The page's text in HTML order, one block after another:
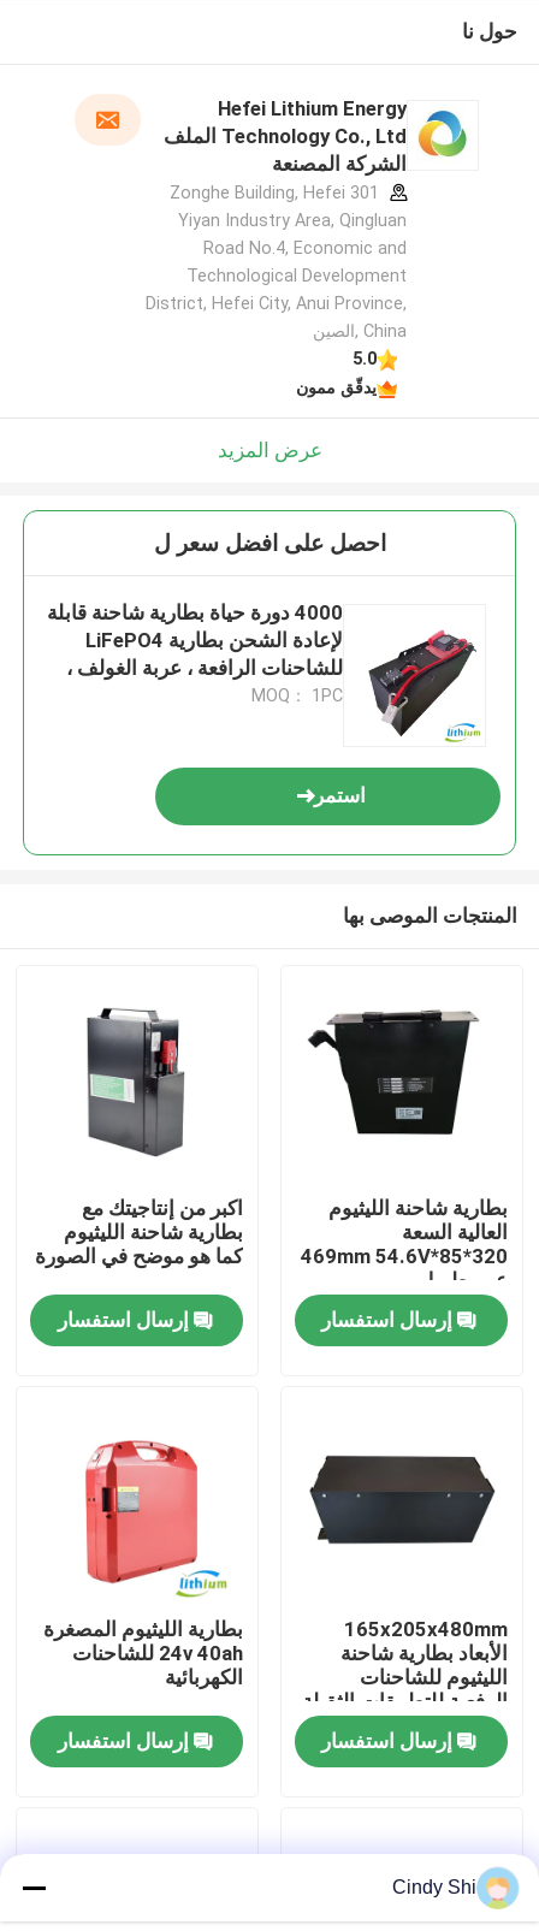
بيت
منتجات
جولة في المعمل
رقابة جودة
بطارية الليثيوم رافعة شوكية
بطارية ليثيوم أيون رافعة شوكية كهربائية
بطارية شاحنة البليت
حول نا
Hefei Lithium Energy
Technology Co., Ltd الملف
الشركة المصنعة
301 Zonghe Building, Hefei
Yiyan Industry Area, Qingluan
Road No.4, Economic and
Technological Development
District, Hefei City, Anui Province,
China ,الصين
5.0
يدقّق ممون
عرض المزيد
احصل على افضل سعر ل
4000 دورة حياة بطارية شاحنة قابلة
لإعادة الشحن بطارية LiFePO4
للشاحنات الرافعة ، عربة الغولف ،
مكعب كهربائي
MOQ： 1PC
استمر
المنتجات الموصى بها
بطارية شاحنة الليثيوم
العالية السعة
320*85*469mm 54.6V
عمر طويل
إرسال استفسار
اكبر من إنتاجيتك مع
بطارية شاحنة الليثيوم
كما هو موضح في الصورة
إرسال استفسار
165x205x480mm
الأبعاد بطارية شاحنة
الليثيوم للشاحنات
الرفعية للتطبيقات الثقيلة
إرسال استفسار
بطارية الليثيوم المصغرة
24v 40ah للشاحنات
الكهربائية
إرسال استفسار
Cindy Shi